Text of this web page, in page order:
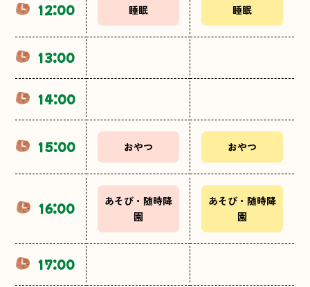
12:00 睡眠 睡眠
13:00
14:00
15:00 おやつ おやつ
16:00
あそび・随時降
園
あそび・随時降
園
17:00